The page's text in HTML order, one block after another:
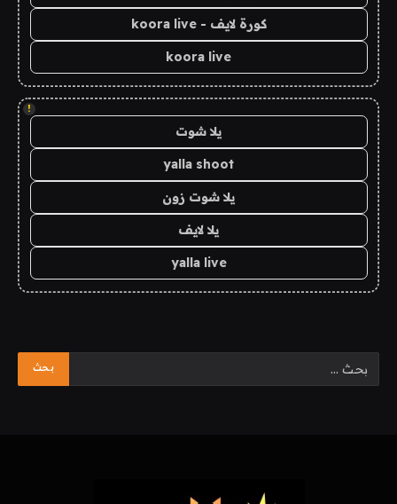
كورة لايف - koora live
koora live
!
يلا شوت
yalla shoot
يلا شوت زون
يلا لايف
yalla live